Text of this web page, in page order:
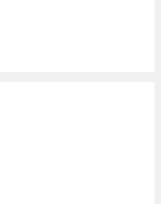
Fueron una